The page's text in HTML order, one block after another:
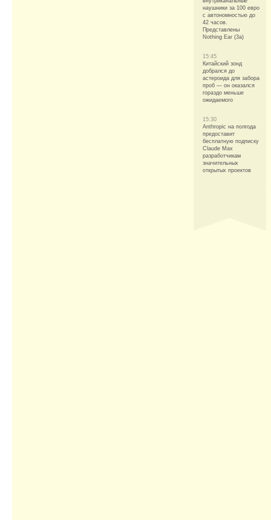
наушники за 100 евро
с автономностью до
42 часов.
Представлены
Nothing Ear (3a)
15:45
Китайский зонд
добрался до
астероида для забора
проб — он оказался
гораздо меньше
ожидаемого
15:30
Anthropic на полгода
предоставит
бесплатную подписку
Claude Max
разработчикам
значительных
открытых проектов